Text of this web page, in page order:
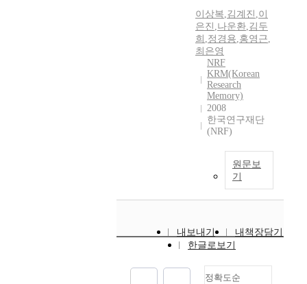
이상복,김계진 ,이
은진 ,나운환,김두
희 ,정경용,홍영근,
최은영
NRF
KRM(Korean
Research
Memory)
2008
한국연구재단
(NRF)
원문보
기
내보내기
내책장담기
한글로보기
정확도순